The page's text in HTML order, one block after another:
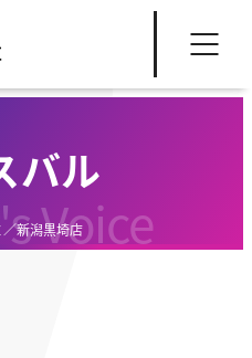
Voice
バル
新潟黒埼店